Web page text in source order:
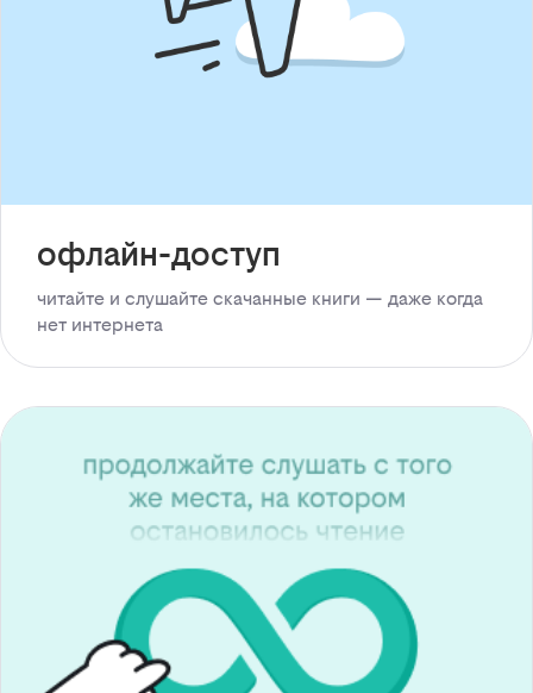
офлайн-доступ
читайте и слушайте скачанные книги — даже когда
нет интернета